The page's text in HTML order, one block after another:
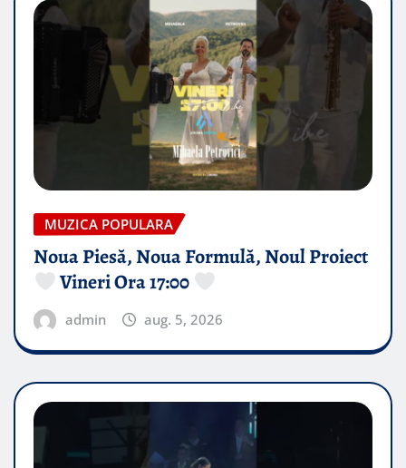
MUZICA POPULARA
Noua Piesă, Noua Formulă, Noul Proiect
Vineri Ora 17:00
admin aug. 5, 2026